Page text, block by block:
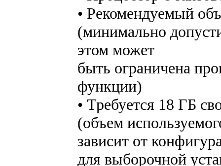
• Рекомендуемый
(минимально
этом может
быть ограничена
функции)
• Требуется 18 ГБ
(объем
зависит от
для выборочной